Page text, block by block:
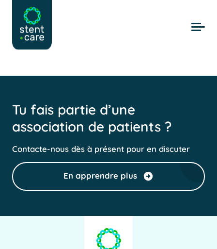
Skip to main content
Tu fais partie d’une
association de patients ?
Contacte-nous dès à présent pour en discuter
En apprendre plus